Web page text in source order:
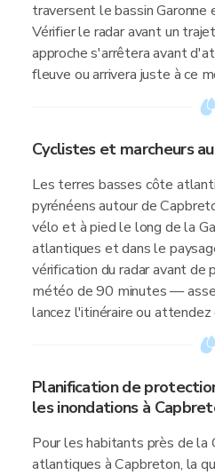
traversent le bassin
Vérifier le radar avant un
approche s'arrêtera avant
fleuve ou arrivera juste à ce
Cyclistes et marcheurs
Les terres basses côte
pyrénéens autour de
vélo et à pied le long de la
atlantiques et dans le
vérification du radar avant
météo de 90 minutes —
lancez l'itinéraire ou
Planification de
les inondations à
Pour les habitants près de la
atlantiques à Capbreton, la